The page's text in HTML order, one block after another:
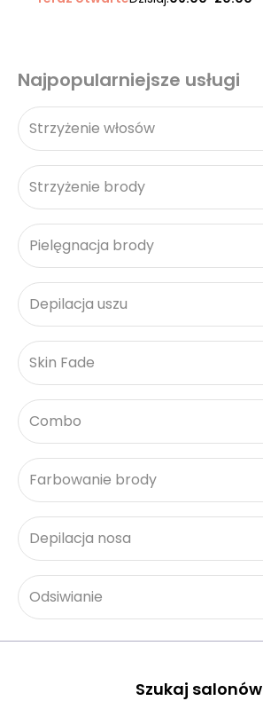
Najpopularniejsze usługi
Strzyżenie włosów
Strzyżenie brody
Pielęgnacja brody
Depilacja uszu
Skin Fade
Combo
Farbowanie brody
Depilacja nosa
Odsiwianie
Szukaj salonów